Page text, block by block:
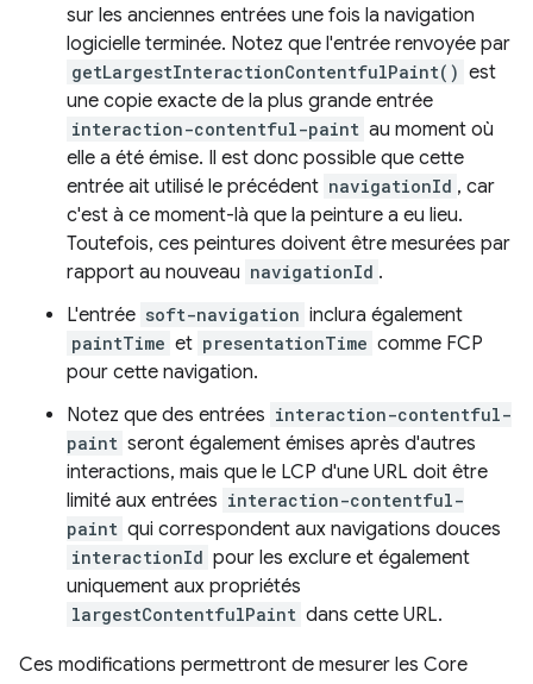
sur les anciennes entrées une fois la navigation
logicielle terminée. Notez que l'entrée renvoyée par
getLargestInteractionContentfulPaint() est
une copie exacte de la plus grande entrée
interaction-contentful-paint au moment où
elle a été émise. Il est donc possible que cette
entrée ait utilisé le précédent navigationId , car
c'est à ce moment-là que la peinture a eu lieu.
Toutefois, ces peintures doivent être mesurées par
rapport au nouveau navigationId .
L'entrée soft-navigation inclura également
paintTime et presentationTime comme FCP
pour cette navigation.
Notez que des entrées interaction-contentful-
paint seront également émises après d'autres
interactions, mais que le LCP d'une URL doit être
limité aux entrées interaction-contentful-
paint qui correspondent aux navigations douces
interactionId pour les exclure et également
uniquement aux propriétés
largestContentfulPaint dans cette URL.
Ces modifications permettront de mesurer les Core